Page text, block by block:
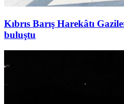
Kıbrıs Barış Harekâtı
buluştu